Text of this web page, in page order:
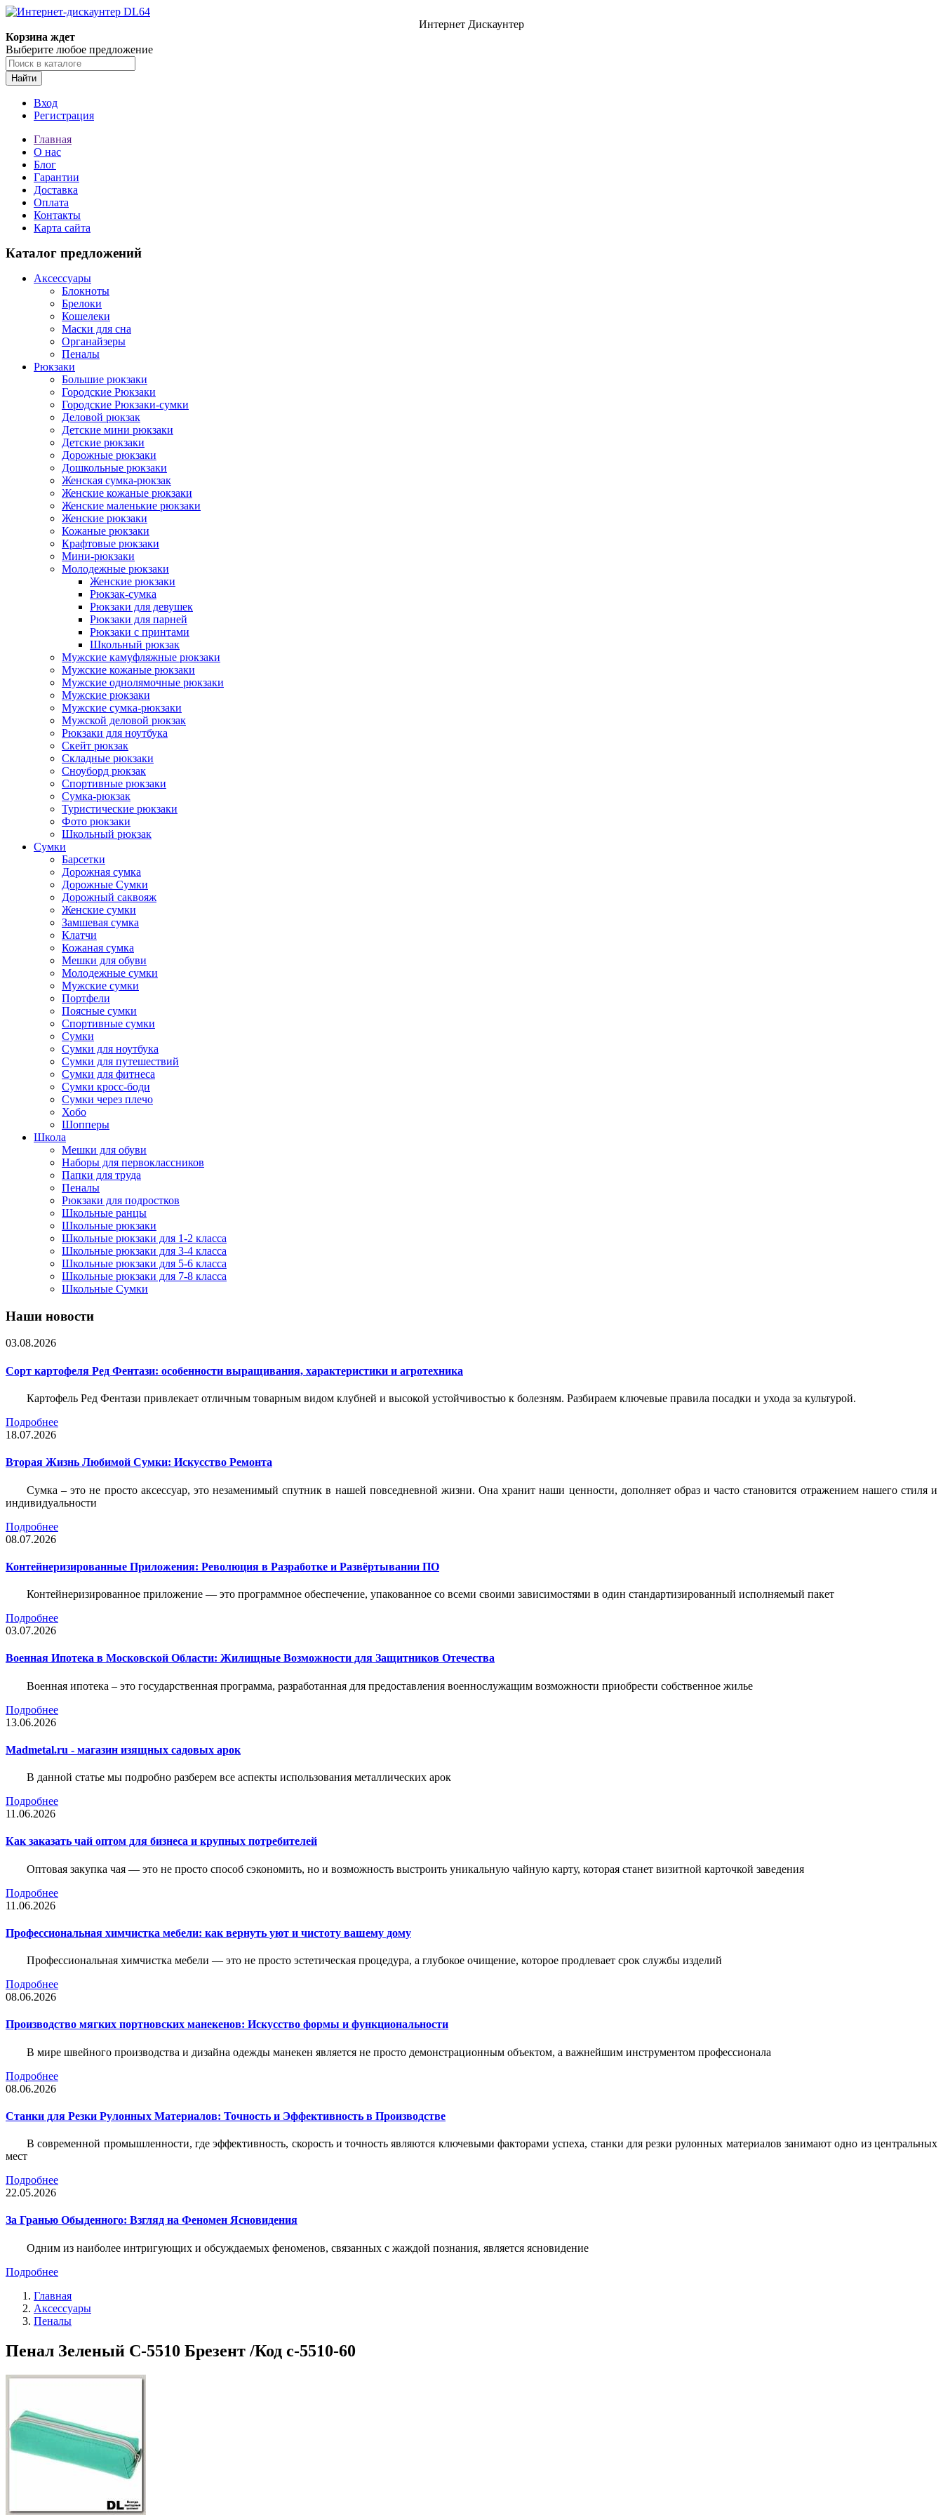
Интернет Дискаунтер
Корзина ждет
Выберите любое предложение
Найти
Вход
Регистрация
Главная
О нас
Блог
Гарантии
Доставка
Оплата
Контакты
Карта сайта
Каталог предложений
Аксессуары
Блокноты
Брелоки
Кошелеки
Маски для сна
Органайзеры
Пеналы
Рюкзаки
Большие рюкзаки
Городские Рюкзаки
Городские Рюкзаки-сумки
Деловой рюкзак
Детские мини рюкзаки
Детские рюкзаки
Дорожные рюкзаки
Дошкольные рюкзаки
Женская сумка-рюкзак
Женские кожаные рюкзаки
Женские маленькие рюкзаки
Женские рюкзаки
Кожаные рюкзаки
Крафтовые рюкзаки
Мини-рюкзаки
Молодежные рюкзаки
Женские рюкзаки
Рюкзак-сумка
Рюкзаки для девушек
Рюкзаки для парней
Рюкзаки с принтами
Школьный рюкзак
Мужские камуфляжные рюкзаки
Мужские кожаные рюкзаки
Мужские однолямочные рюкзаки
Мужские рюкзаки
Мужские сумка-рюкзаки
Мужской деловой рюкзак
Рюкзаки для ноутбука
Скейт рюкзак
Складные рюкзаки
Сноуборд рюкзак
Спортивные рюкзаки
Сумка-рюкзак
Туристические рюкзаки
Фото рюкзаки
Школьный рюкзак
Сумки
Барсетки
Дорожная сумка
Дорожные Сумки
Дорожный саквояж
Женские сумки
Замшевая сумка
Клатчи
Кожаная сумка
Мешки для обуви
Молодежные сумки
Мужские сумки
Портфели
Поясные сумки
Спортивные сумки
Сумки
Сумки для ноутбука
Сумки для путешествий
Сумки для фитнеса
Сумки кросс-боди
Сумки через плечо
Хобо
Шопперы
Школа
Мешки для обуви
Наборы для первоклассников
Папки для труда
Пеналы
Рюкзаки для подростков
Школьные ранцы
Школьные рюкзаки
Школьные рюкзаки для 1-2 класса
Школьные рюкзаки для 3-4 класса
Школьные рюкзаки для 5-6 класса
Школьные рюкзаки для 7-8 класса
Школьные Сумки
Наши новости
03.08.2026
Сорт картофеля Ред Фентази: особенности выращивания, характеристики и агротехника
Картофель Ред Фентази привлекает отличным товарным видом клубней и высокой устойчивостью к болезням. Разбираем ключевые правила посадки и ухода за культурой.
Подробнее
18.07.2026
Вторая Жизнь Любимой Сумки: Искусство Ремонта
Сумка – это не просто аксессуар, это незаменимый спутник в нашей повседневной жизни. Она хранит наши ценности, дополняет образ и часто становится отражением нашего стиля и
индивидуальности
Подробнее
08.07.2026
Контейнеризированные Приложения: Революция в Разработке и Развёртывании ПО
Контейнеризированное приложение — это программное обеспечение, упакованное со всеми своими зависимостями в один стандартизированный исполняемый пакет
Подробнее
03.07.2026
Военная Ипотека в Московской Области: Жилищные Возможности для Защитников Отечества
Военная ипотека – это государственная программа, разработанная для предоставления военнослужащим возможности приобрести собственное жилье
Подробнее
13.06.2026
Madmetal.ru - магазин изящных садовых арок
В данной статье мы подробно разберем все аспекты использования металлических арок
Подробнее
11.06.2026
Как заказать чай оптом для бизнеса и крупных потребителей
Оптовая закупка чая — это не просто способ сэкономить, но и возможность выстроить уникальную чайную карту, которая станет визитной карточкой заведения
Подробнее
11.06.2026
Профессиональная химчистка мебели: как вернуть уют и чистоту вашему дому
Профессиональная химчистка мебели — это не просто эстетическая процедура, а глубокое очищение, которое продлевает срок службы изделий
Подробнее
08.06.2026
Производство мягких портновских манекенов: Искусство формы и функциональности
В мире швейного производства и дизайна одежды манекен является не просто демонстрационным объектом, а важнейшим инструментом профессионала
Подробнее
08.06.2026
Станки для Резки Рулонных Материалов: Точность и Эффективность в Производстве
В современной промышленности, где эффективность, скорость и точность являются ключевыми факторами успеха, станки для резки рулонных материалов занимают одно из центральных
мест
Подробнее
22.05.2026
За Гранью Обыденного: Взгляд на Феномен Ясновидения
Одним из наиболее интригующих и обсуждаемых феноменов, связанных с жаждой познания, является ясновидение
Подробнее
Главная
Аксессуары
Пеналы
Пенал Зеленый С-5510 Брезент /Код с-5510-60